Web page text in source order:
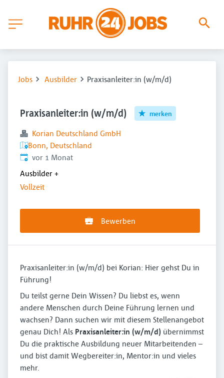
Jobs Ausbilder Praxisanleiter:in (w/m/d)
Praxisanleiter:in (w/m/d) merken
Korian Deutschland GmbH
Bonn, Deutschland
Veröffentlicht:
vor 1 Monat
Ausbilder +
Vollzeit
Bewerben
Praxisanleiter:in (w/m/d) bei Korian: Hier gehst Du in
Führung!
Du teilst gerne Dein Wissen? Du liebst es, wenn
andere Menschen durch Deine Führung lernen und
wachsen? Dann suchen wir mit diesem Stellenangebot
genau Dich! Als Praxisanleiter:in (w/m/d) übernimmst
Du die praktische Ausbildung neuer Mitarbeitenden –
und bist damit Wegbereiter:in, Mentor:in und vieles
mehr.